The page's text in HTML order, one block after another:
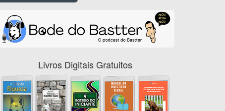
Livros Digitais Gratuitos